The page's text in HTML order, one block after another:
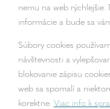
nemu na web
informácie a bude sa
Súbory cookies
návštevnosti a
blokovanie zápisu
web sa spomalí a
korektne. Viac info k